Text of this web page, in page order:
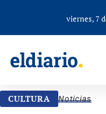
viernes, 7
CULTURA Noticias